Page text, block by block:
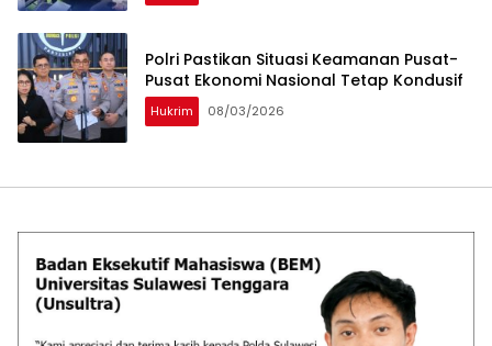
Polri Pastikan Situasi Keamanan Pusat-
Pusat Ekonomi Nasional Tetap Kondusif
Hukrim 08/03/2026